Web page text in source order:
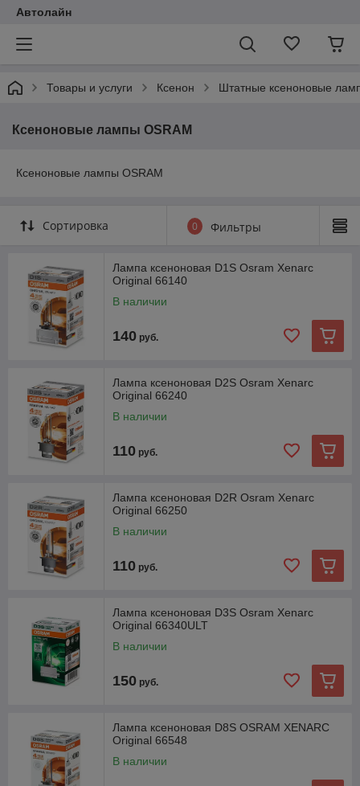
Автолайн
Товары и услуги Ксенон Штатные ксеноновые
Ксеноновые лампы OSRAM
Ксеноновые лампы OSRAM
Сортировка 0 Фильтры
Лампа ксеноновая D1S Osram Xenarc
Original 66140
В наличии
140 руб.
Лампа ксеноновая D2S Osram Xenarc
Original 66240
В наличии
110 руб.
Лампа ксеноновая D2R Osram Xenarc
Original 66250
В наличии
110 руб.
Лампа ксеноновая D3S Osram Xenarc
Original 66340ULT
В наличии
150 руб.
Лампа ксеноновая D8S OSRAM XENARC
Original 66548
В наличии